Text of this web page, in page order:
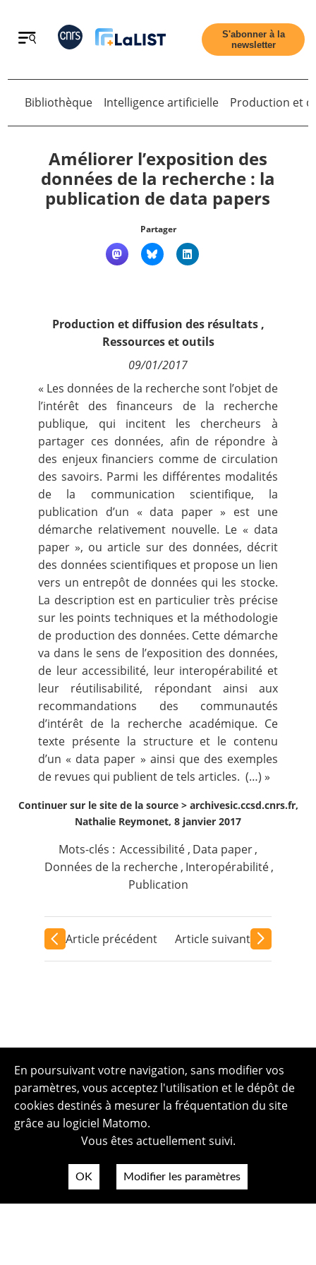
Retour
Accueil
Contact
S'abonner à la
newsletter
Retour
Bibliothèque Intelligence artificielle Production et
Améliorer l’exposition des
données de la recherche : la
publication de data papers
Partager
Production et diffusion des résultats,
Ressources et outils
09/01/2017
« Les données de la recherche sont l’objet de
l’intérêt des financeurs de la recherche
publique, qui incitent les chercheurs à
partager ces données, afin de répondre à
des enjeux financiers comme de circulation
des savoirs. Parmi les différentes modalités
de la communication scientifique, la
publication d’un « data paper » est une
démarche relativement nouvelle. Le « data
paper », ou article sur des données, décrit
des données scientifiques et propose un lien
vers un entrepôt de données qui les stocke.
La description est en particulier très précise
sur les points techniques et la méthodologie
de production des données. Cette démarche
va dans le sens de l’exposition des données,
de leur accessibilité, leur interopérabilité et
leur réutilisabilité, répondant ainsi aux
recommandations des communautés
d’intérêt de la recherche académique. Ce
texte présente la structure et le contenu
d’un « data paper » ainsi que des exemples
de revues qui publient de tels articles. (…) »
Continuer sur le site de la source > archivesic.ccsd.cnrs.fr,
Nathalie Reymonet, 8 janvier 2017
Mots-clés : Accessibilité , Data paper,
Données de la recherche , Interopérabilité,
Publication
Article précédent Article suivant
En poursuivant votre navigation, sans modifier vos
paramètres, vous acceptez l'utilisation et le dépôt de
cookies destinés à mesurer la fréquentation du site
grâce au logiciel Matomo.
Vous êtes actuellement suivi.
OK Modifier les paramètres